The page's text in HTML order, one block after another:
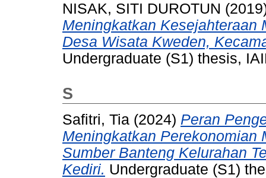
NISAK, SITI DUROTUN
Meningkatkan Kesejahteraan
Desa Wisata Kweden,
Undergraduate (S1) thesis,
S
Safitri, Tia (2024) Peran
Meningkatkan Perekonomian
Sumber Banteng Kelurahan
Kediri. Undergraduate (S1)